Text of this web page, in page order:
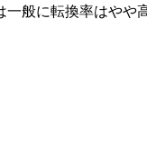
般に転換率はやや